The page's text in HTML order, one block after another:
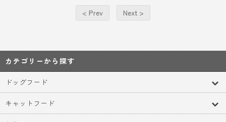
< Prev Next >
カテゴリーから探す
ドッグフード
キャットフード